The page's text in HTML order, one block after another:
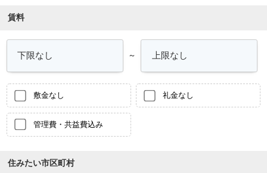
賃料
～
敷金なし 礼金なし
管理費・共益費込み
住みたい市区町村